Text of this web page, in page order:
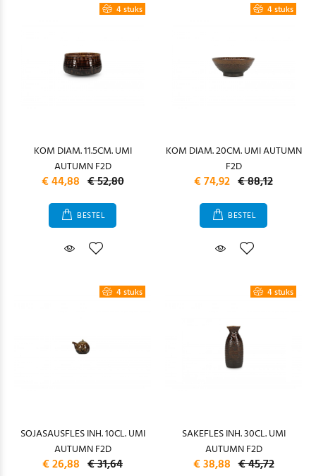
4 stuks
KOM DIAM. 11.5CM. UMI
AUTUMN F2D
€ 44,88 € 52,80
BESTEL
4 stuks
KOM DIAM. 20CM. UMI AUTUMN
F2D
€ 74,92 € 88,12
BESTEL
4 stuks
SOJASAUSFLES INH. 10CL. UMI
AUTUMN F2D
€ 26,88 € 31,64
4 stuks
SAKEFLES INH. 30CL. UMI
AUTUMN F2D
€ 38,88 € 45,72